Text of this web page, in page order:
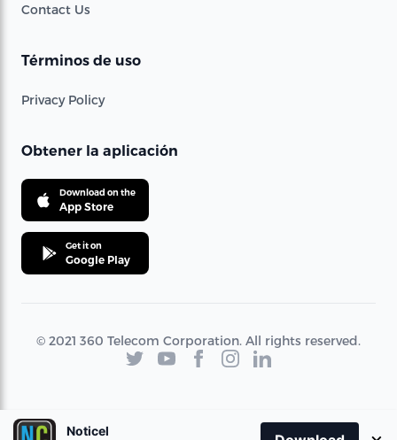
Contact Us
Términos de uso
Privacy Policy
Obtener la aplicación
Download on the
App Store
Get it on
Google Play
© 2021 360 Telecom Corporation. All rights reserved.
Noticel